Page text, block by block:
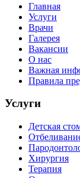
Главная
Услуги
Врачи
Галерея
Вакансии
О нас
Важная
Правила
Услуги
Детская
Хирургия
Терапия